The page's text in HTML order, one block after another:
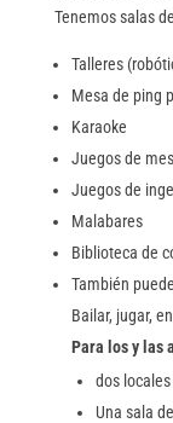
Tenemos salas
Talleres
Mesa de ping
Karaoke
Juegos de
Juegos de
Malabares
Biblioteca de
También
Bailar, jugar,
Para los y las
dos
Una sala